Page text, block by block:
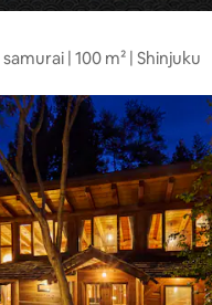
| 100 m² | Shinjuku